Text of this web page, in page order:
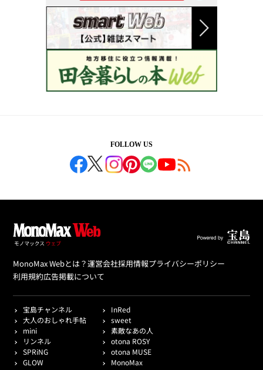
FOLLOW US
MonoMax Webとは？運営会社採用情報プライバシーポリシー
利用規約広告掲載について
宝島チャンネル
InRed
大人のおしゃれ手帖
sweet
mini
素敵なあの人
リンネル
otona ROSY
SPRiNG
otona MUSE
GLOW
MonoMax